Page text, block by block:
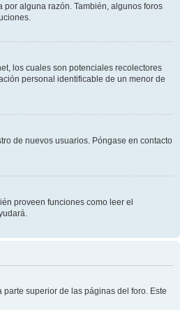
alguna razón. También, algunos foros
los cuales son potenciales recolectores
personal identificable de un menor de
de nuevos usuarios. Póngase en contacto
proveen funciones como leer el
superior de las páginas del foro. Este